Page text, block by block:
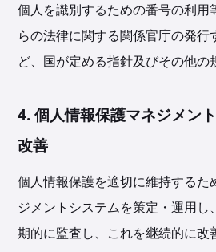
個人を識別するための番号の利用
らの法律に関する関係官庁の発行
ど、国が定める指針及びその他の
4. 個人情報保護マネジメン
改善
個人情報保護を適切に維持するた
ジメントシステムを策定・運用し
期的に監査し、これを継続的に改